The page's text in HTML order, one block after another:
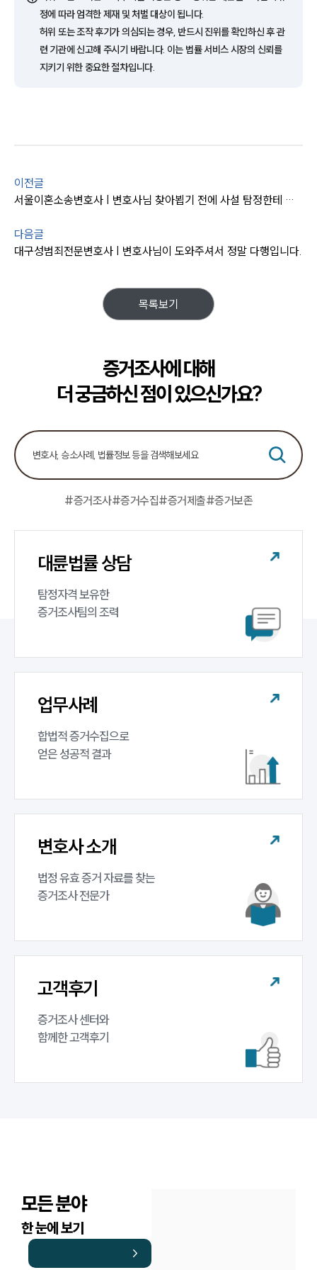
업무사례
업무사례
증거조사 업무
증거조사전문변호사
언론보도
공지사항
법률 블로그
뉴스레터/브로슈어
대륜법률상담예약
정에 따라 엄격한 제재 및 처벌 대상이 됩니다.
허위 또는 조작 후기가 의심되는 경우, 반드시 진위를 확인하신 후 관
련 기관에 신고해 주시기 바랍니다. 이는 법률 서비스 시장의 신뢰를
지키기 위한 중요한 절차입니다.
이전글
서울이혼소송변호사 | 변호사님 찾아뵙기 전에 사설 탐정한테 의뢰했는데..
다음글
대구성범죄전문변호사 | 변호사님이 도와주셔서 정말 다행입니다.
목록보기
증거조사에 대해
더 궁금하신 점이 있으신가요?
#증거조사#증거수집#증거제출#증거보존
대륜법률 상담
탐정자격 보유한
증거조사팀의 조력
업무사례
합법적 증거수집으로
얻은 성공적 결과
변호사 소개
법정 유효 증거 자료를 찾는
증거조사 전문가
고객후기
증거조사 센터와
함께한 고객후기
모든 분야
한 눈에 보기